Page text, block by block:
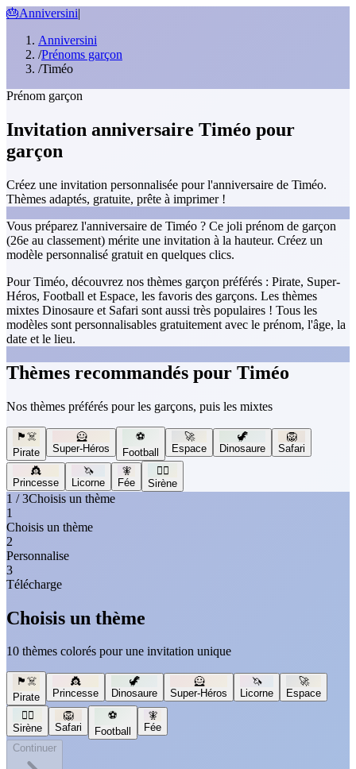
🎂Anniversini|
Anniversini
/Prénoms garçon
/Timéo
Prénom garçon
Invitation anniversaire Timéo pour
garçon
Créez une invitation personnalisée pour l'anniversaire de Timéo.
Thèmes adaptés, gratuite, prête à imprimer !
Vous préparez l'anniversaire de Timéo ? Ce joli prénom de garçon
(26e au classement) mérite une invitation à la hauteur. Créez un
modèle personnalisé gratuit en quelques clics.
Pour Timéo, découvrez nos thèmes garçon préférés : Pirate, Super-
Héros, Football et Espace, les favoris des garçons. Les thèmes
mixtes Dinosaure et Safari sont aussi très populaires ! Tous les
modèles sont personnalisables gratuitement avec le prénom, l'âge, la
date et le lieu.
Thèmes recommandés pour Timéo
Nos thèmes préférés pour les garçons, puis les mixtes
🏴‍☠️
Pirate
🦸
Super-Héros
⚽
Football
🚀
Espace
🦖
Dinosaure
🦁
Safari
👸
Princesse
🦄
Licorne
🧚
Fée
🧜‍♀️
Sirène
1 / 3Choisis un thème
1
Choisis un thème
2
Personnalise
3
Télécharge
Choisis un thème
10 thèmes colorés pour une invitation unique
🏴‍☠️
Pirate
👸
Princesse
🦖
Dinosaure
🦸
Super-Héros
🦄
Licorne
🚀
Espace
🧜‍♀️
Sirène
🦁
Safari
⚽
Football
🧚
Fée
Continuer